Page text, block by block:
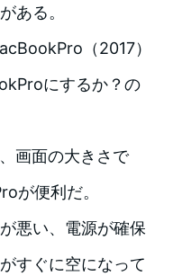
ある。
（2017）
にするか？の
画面の大きさで
が便利だ。
悪い、電源が確保
すぐに空になって